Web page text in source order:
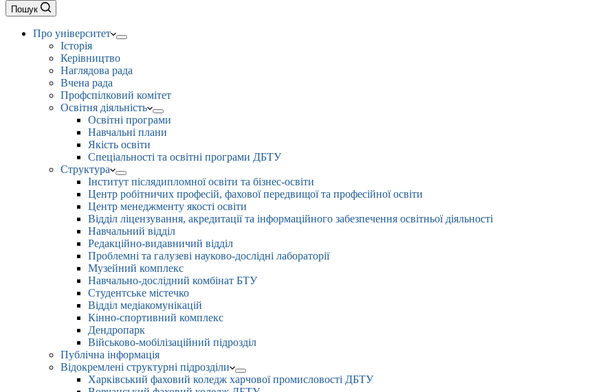
Пошук
Про університет
Історія
Керівництво
Наглядова рада
Вчена рада
Профспілковий комітет
Освітня діяльність
Освітні програми
Навчальні плани
Якість освіти
Спеціальності та освітні програми ДБТУ
Структура
Інститут післядипломної освіти та бізнес-освіти
Центр робітничих професій, фахової передвищої та професійної освіти
Центр менеджменту якості освіти
Відділ ліцензування, акредитації та інформаційного забезпечення освітньої діяльності
Навчальний відділ
Редакційно-видавничий відділ
Проблемні та галузеві науково-дослідні лабораторії
Музейний комплекс
Навчально-дослідний комбінат БТУ
Студентське містечко
Відділ медіакомунікацій
Кінно-спортивний комплекс
Дендропарк
Військово-мобілізаційний підрозділ
Публічна інформація
Відокремлені структурні підрозділи
Харківський фаховий коледж харчової промисловості ДБТУ